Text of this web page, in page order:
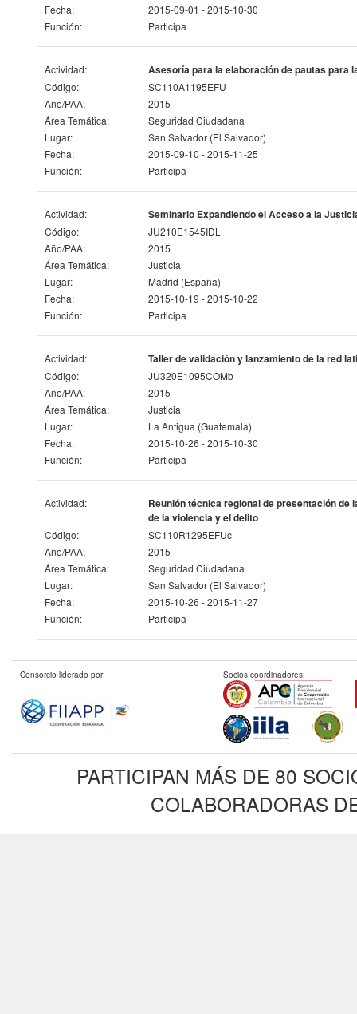
Fecha:
2015-09-01 - 2015-10-30
Función:
Participa
Actividad: Asesoría para la elaboración de pautas para
Código:
SC110A1195EFU
Año/PAA:
2015
Área Temática:
Seguridad Ciudadana
Lugar:
San Salvador (El Salvador)
Fecha:
2015-09-10 - 2015-11-25
Función:
Participa
Actividad: Seminario Expandiendo el Acceso a la
Código:
JU210E1545IDL
Año/PAA:
2015
Área Temática:
Justicia
Lugar:
Madrid (España)
Fecha:
2015-10-19 - 2015-10-22
Función:
Participa
Actividad: Taller de validación y lanzamiento de la red
Código:
JU320E1095COMb
Año/PAA:
2015
Área Temática:
Justicia
Lugar:
La Antigua (Guatemala)
Fecha:
2015-10-26 - 2015-10-30
Función:
Participa
Actividad:
Reunión técnica regional de presentación
de la violencia y el delito
Código:
SC110R1295EFUc
Año/PAA:
2015
Área Temática:
Seguridad Ciudadana
Lugar:
San Salvador (El Salvador)
Fecha:
2015-10-26 - 2015-11-27
Función:
Participa
Consorcio liderado por: Socios coordinadores:
PARTICIPAN MÁS DE 80
COLABORADORAS